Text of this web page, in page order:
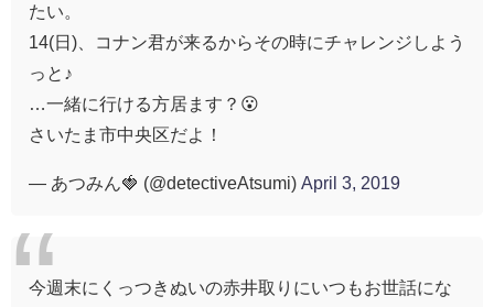
たい。
14(日)、コナン君が来るからその時にチャレンジしよう
っと♪
…一緒に行ける方居ます？😮
さいたま市中央区だよ！
— あつみん🍓 (@detectiveAtsumi) April 3, 2019
今週末にくっつきぬいの赤井取りにいつもお世話にな